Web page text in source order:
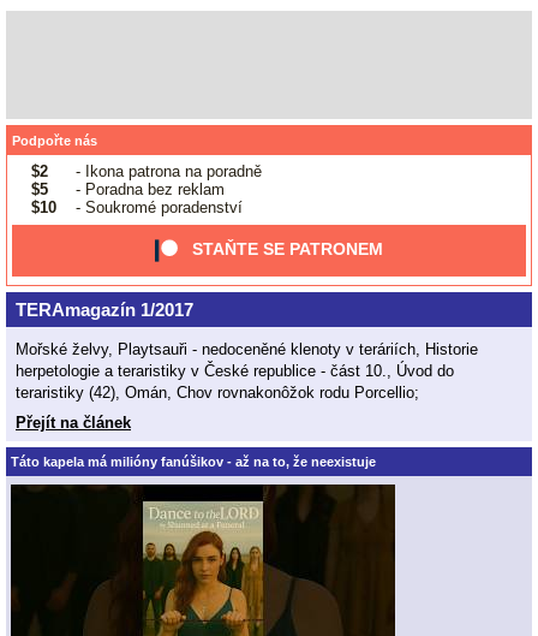
Podpořte nás
$2
- Ikona patrona na poradně
$5
- Poradna bez reklam
$10
- Soukromé poradenství
STAŇTE SE PATRONEM
TERAmagazín 1/2017
Mořské želvy, Playtsauři - nedoceněné klenoty v teráriích, Historie
herpetologie a teraristiky v České republice - část 10., Úvod do
teraristiky (42), Omán, Chov rovnakonôžok rodu Porcellio;
Přejít na článek
Táto kapela má milióny fanúšikov - až na to, že neexistuje